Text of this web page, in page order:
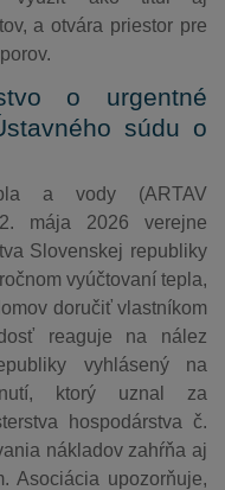
a otvára priestor pre
o urgentné
súdu o
a vody (ARTAV
mája 2026 verejne
Slovenskej republiky
vyúčtovaní tepla,
doručiť vlastníkom
reaguje na nález
vyhlásený na
ktorý uznal za
hospodárstva č.
nákladov zahŕňa aj
Asociácia upozorňuje,